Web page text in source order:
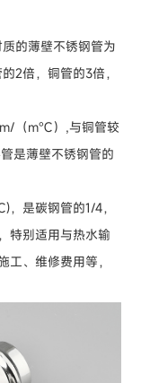
的薄壁不锈钢管为
2倍，铜管的3倍，
（m℃）,与铜管较
是薄壁不锈钢管的
是碳钢管的1/4，
特别适用与热水输
、维修费用等，